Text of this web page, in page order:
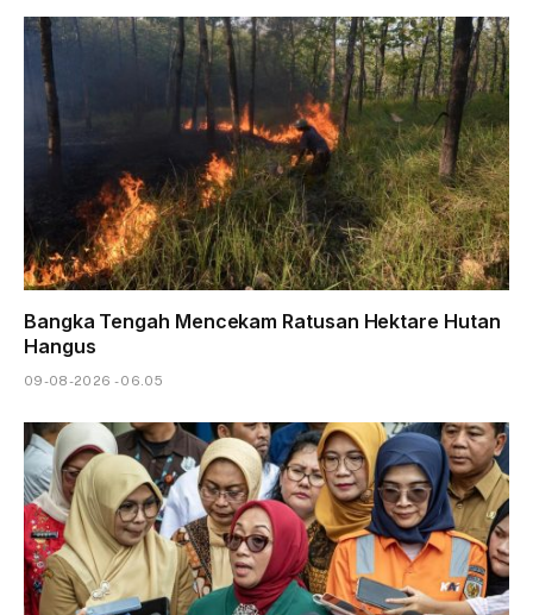
Bangka Tengah Mencekam Ratusan Hektare Hutan
Hangus
09-08-2026 - 06.05